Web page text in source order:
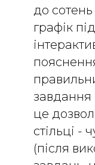
до сотень
графік
завдання
це
стільці -
(після